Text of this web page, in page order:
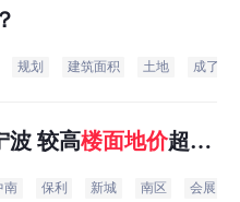
规划 建筑面积 土地 成了
波 较高楼面地价超2
南 保利 新城 南区 会展